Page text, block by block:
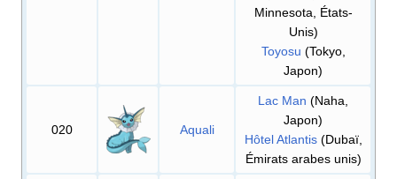
Minnesota, États-
Unis)
Toyosu (Tokyo,
Japon)
020 Aquali
Lac Man (Naha,
Japon)
Hôtel Atlantis(Dubaï,
Émirats arabes unis)